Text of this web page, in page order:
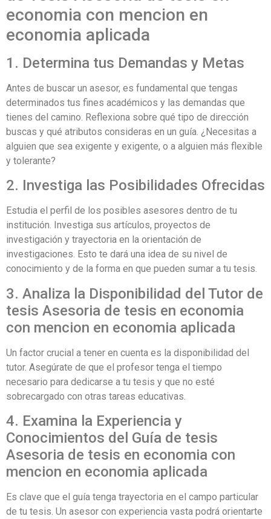
economia con mencion en
economia aplicada
1. Determina tus Demandas y Metas
Antes de buscar un asesor, es fundamental que tengas
determinados tus fines académicos y las demandas que
tienes del camino. Reflexiona sobre qué tipo de dirección
buscas y qué atributos consideras en un guía. ¿Necesitas a
alguien que sea exigente y exigente, o a alguien más flexible
y tolerante?
2. Investiga las Posibilidades Ofrecidas
Estudia el perfil de los posibles asesores dentro de tu
institución. Investiga sus artículos, proyectos de
investigación y trayectoria en la orientación de
investigaciones. Esto te dará una idea de su nivel de
conocimiento y de la forma en que pueden sumar a tu tesis.
3. Analiza la Disponibilidad del Tutor de
tesis Asesoria de tesis en economia
con mencion en economia aplicada
Un factor crucial a tener en cuenta es la disponibilidad del
tutor. Asegúrate de que el profesor tenga el tiempo
necesario para dedicarse a tu tesis y que no esté
sobrecargado con otras tareas educativas.
4. Examina la Experiencia y
Conocimientos del Guía de tesis
Asesoria de tesis en economia con
mencion en economia aplicada
Es clave que el guía tenga trayectoria en el campo particular
de tu tesis. Un asesor con experiencia vasta podrá orientarte